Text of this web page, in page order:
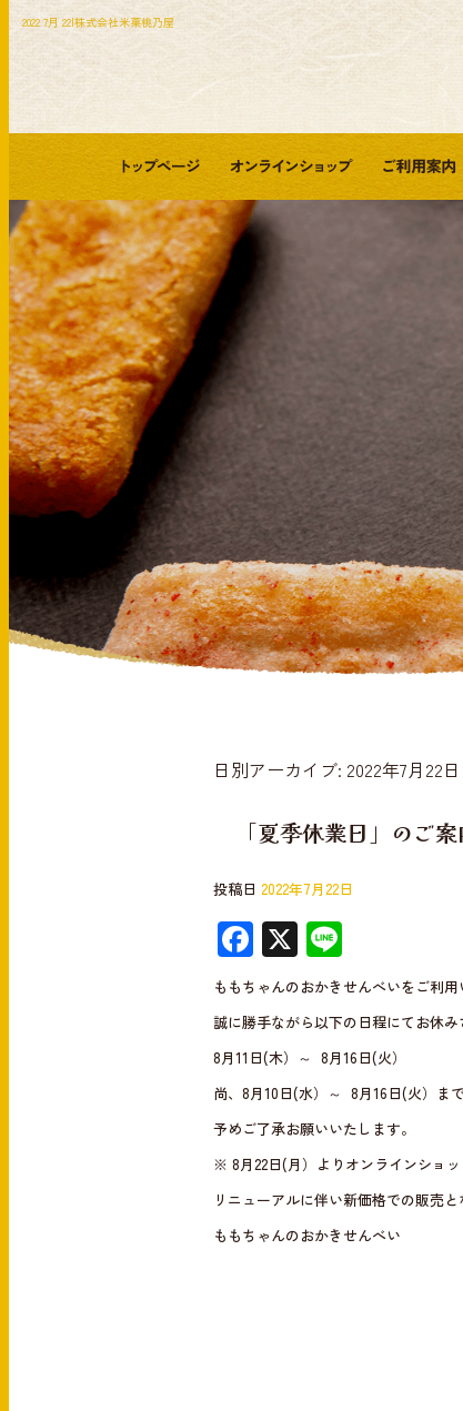
2022 7月 22|株式会社米菓桃乃屋
日別アーカイブ: 2022年7月22日
「夏季休業日」のご案
投稿日 2022年7月22日
F
ac
e
b
o
o
k
X
n
e
ももちゃんのおかきせんべいをご利
誠に勝手ながら以下の日程にてお休み
8月11日(木）～ 8月16日(火）
尚、8月10日(水）～ 8月16日(火）ま
予めご了承お願いいたします。
※ 8月22日(月）よりオンラインショッ
リニューアルに伴い新価格での販売
ももちゃんのおかきせんべい